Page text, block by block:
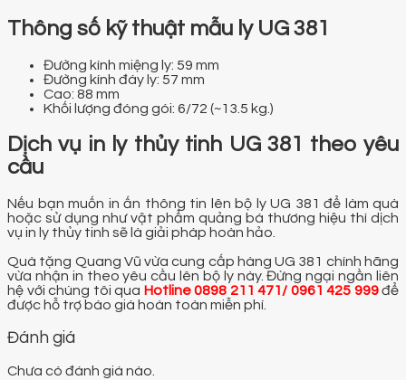
Thông số kỹ thuật mẫu ly UG 381
Đường kính miệng ly: 59 mm
Đường kính đáy ly: 57 mm
Cao: 88 mm
Khối lượng đóng gói: 6/72 (~13.5 kg.)
Dịch vụ in ly thủy tinh UG 381 theo yêu
cầu
Nếu bạn muốn in ấn thông tin lên bộ ly UG 381 để làm quà
hoặc sử dụng như vật phẩm quảng bá thương hiệu thì dịch
vụ in ly thủy tinh sẽ là giải pháp hoàn hảo.
Quà tặng Quang Vũ vừa cung cấp hàng UG 381 chính hãng
vừa nhận in theo yêu cầu lên bộ ly này. Đừng ngại ngần liên
hệ với chúng tôi qua Hotline 0898 211 471/ 0961 425 999để
được hỗ trợ báo giá hoàn toàn miễn phí.
Đánh giá
Chưa có đánh giá nào.